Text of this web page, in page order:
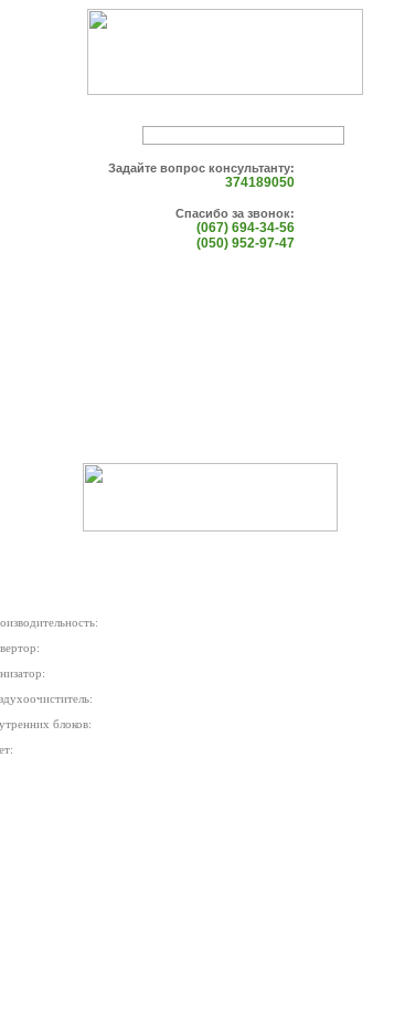
Задайте вопрос консультанту:
374189050
Спасибо за звонок:
(067) 694-34-56
(050) 952-97-47
блоков: